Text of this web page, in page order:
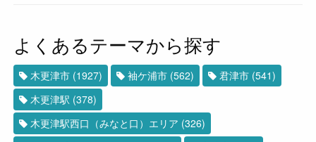
よくあるテーマから探す
木更津市 (1927) 袖ケ浦市 (562) 君津市 (541)
木更津駅 (378)
木更津駅西口（みなと口）エリア (326)